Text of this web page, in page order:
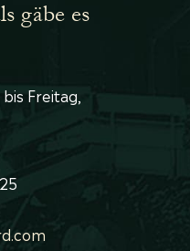
gäbe es
Freitag,